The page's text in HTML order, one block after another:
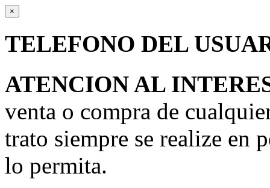
×
TELEFONO DEL
ATENCION AL
venta o compra de
trato siempre se realize en
lo permita.